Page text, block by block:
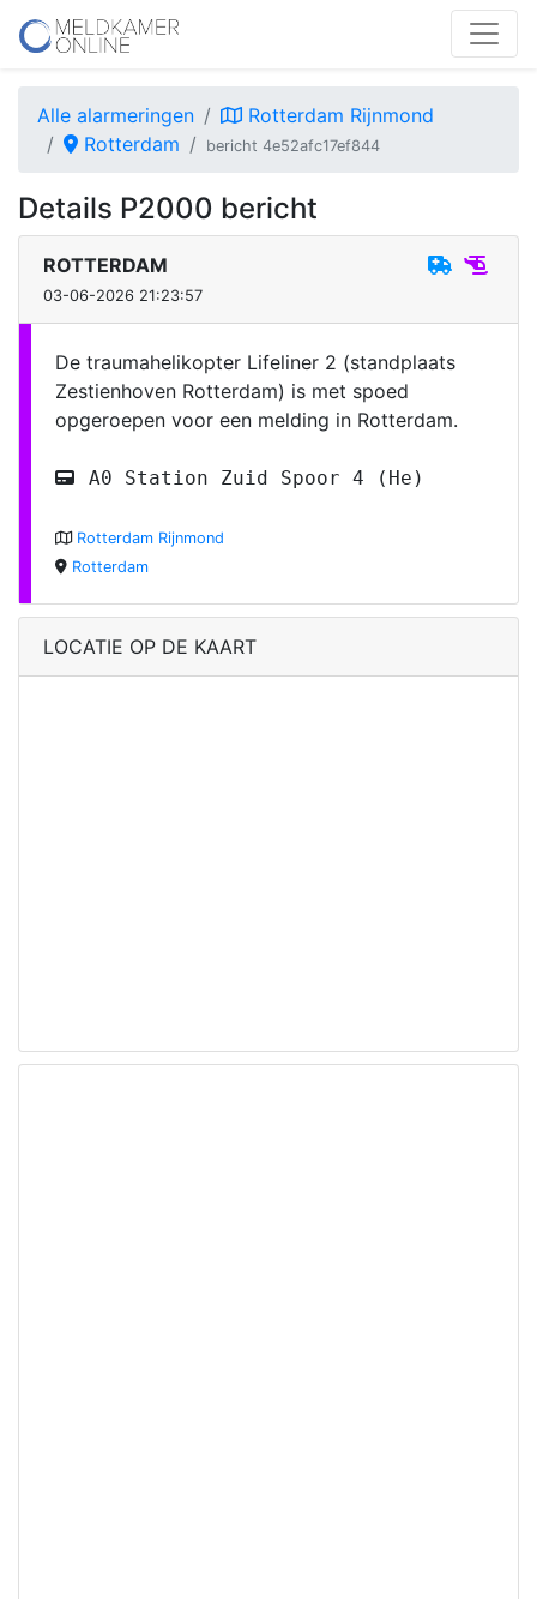
Alle alarmeringen
Rotterdam Rijnmond
Rotterdam
bericht 4e52afc17ef844
Details P2000 bericht
ROTTERDAM
03-06-2026 21:23:57
De traumahelikopter Lifeliner 2 (standplaats
Zestienhoven Rotterdam) is met spoed
opgeroepen voor een melding in Rotterdam.
A0 Station Zuid Spoor 4 (He)
Rotterdam Rijnmond
Rotterdam
LOCATIE OP DE KAART